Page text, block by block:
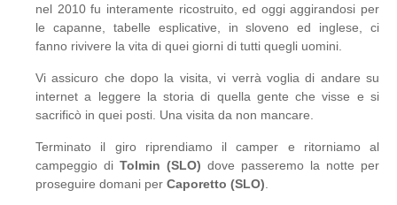
nel 2010 fu interamente ricostruito, ed oggi aggirandosi per
le capanne, tabelle esplicative, in sloveno ed inglese, ci
fanno rivivere la vita di quei giorni di tutti quegli uomini.
Vi assicuro che dopo la visita, vi verrà voglia di andare su
internet a leggere la storia di quella gente che visse e si
sacrificò in quei posti. Una visita da non mancare.
Terminato il giro riprendiamo il camper e ritorniamo al
campeggio di Tolmin (SLO) dove passeremo la notte per
proseguire domani per Caporetto (SLO)